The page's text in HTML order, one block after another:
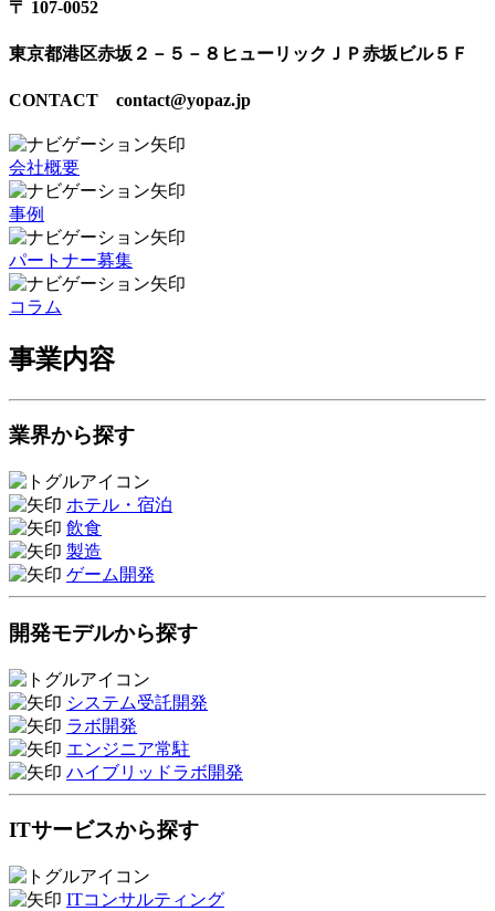
〒 107-0052
東京都港区赤坂２－５－８ヒューリックＪＰ赤坂ビル５Ｆ
CONTACT contact@yopaz.jp
会社概要
事例
パートナー募集
コラム
事業内容
業界から探す
ホテル・宿泊
飲食
製造
ゲーム開発
開発モデルから探す
システム受託開発
ラボ開発
エンジニア常駐
ハイブリッドラボ開発
ITサービスから探す
ITコンサルティング